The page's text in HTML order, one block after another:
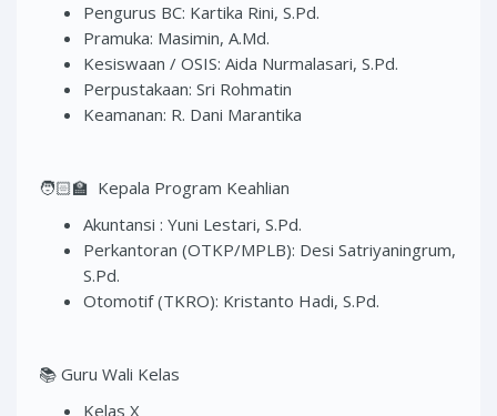
Pengurus BC: Kartika Rini, S.Pd.
Pramuka: Masimin, A.Md.
Kesiswaan / OSIS: Aida Nurmalasari, S.Pd.
Perpustakaan: Sri Rohmatin
Keamanan: R. Dani Marantika
🧑🏻‍🏫 Kepala Program Keahlian
Akuntansi : Yuni Lestari, S.Pd.
Perkantoran (OTKP/MPLB): Desi Satriyaningrum,
S.Pd.
Otomotif (TKRO): Kristanto Hadi, S.Pd.
📚 Guru Wali Kelas
Kelas X